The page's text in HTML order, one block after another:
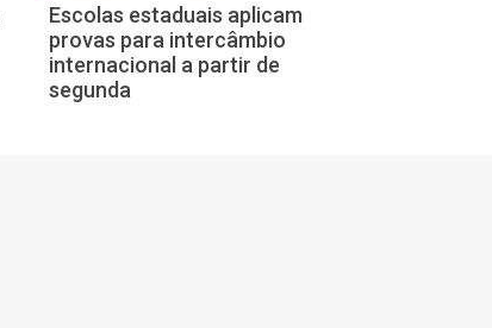
Escolas estaduais aplicam
provas para intercâmbio
internacional a partir de
segunda